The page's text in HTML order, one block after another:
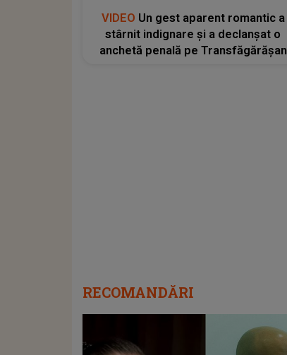
VIDEO Un gest aparent romantic a
stârnit indignare și a declanșat o
anchetă penală pe Transfăgărășan
RECOMANDĂRI